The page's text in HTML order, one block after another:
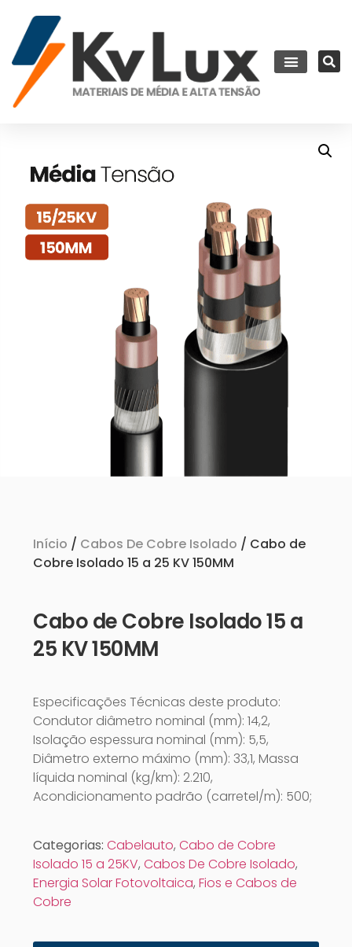
Início / Cabos De Cobre Isolado / Cabo de
Cobre Isolado 15 a 25 KV 150MM
Cabo de Cobre Isolado 15 a
25 KV 150MM
Especificações Técnicas deste produto:
Condutor diâmetro nominal (mm): 14,2,
Isolação espessura nominal (mm): 5,5,
Diâmetro externo máximo (mm): 33,1, Massa
líquida nominal (kg/km): 2.210,
Acondicionamento padrão (carretel/m): 500;
Categorias: Cabelauto, Cabo de Cobre
Isolado 15 a 25KV, Cabos De Cobre Isolado,
Energia Solar Fotovoltaica, Fios e Cabos de
Cobre